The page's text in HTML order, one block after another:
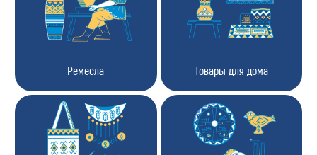
Ремёсла Товары для дома
Подробнее с Барси ИИ ✦
В какие регионы доставка? Способы оплаты